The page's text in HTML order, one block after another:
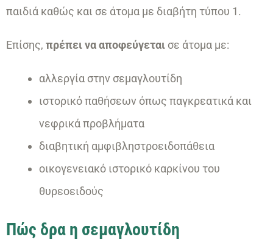
παιδιά καθώς και σε άτομα με διαβήτη τύπου 1.
Επίσης, πρέπει να αποφεύγεται σε άτομα με:
αλλεργία στην σεμαγλουτίδη
ιστορικό παθήσεων όπως παγκρεατικά και
νεφρικά προβλήματα
διαβητική αμφιβληστροειδοπάθεια
οικογενειακό ιστορικό καρκίνου του
θυρεοειδούς
Πώς δρα η σεμαγλουτίδη